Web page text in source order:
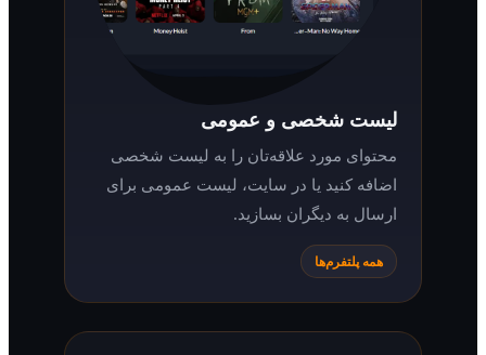
لیست شخصی و عمومی
محتوای مورد علاقه‌تان را به لیست شخصی
اضافه کنید یا در سایت، لیست عمومی برای
ارسال به دیگران بسازید.
همه پلتفرم‌ها